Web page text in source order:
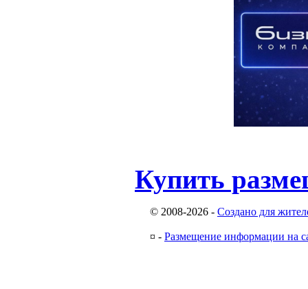
Купить
© 2008-2026 - Создано для
¤ - Размещение информации на